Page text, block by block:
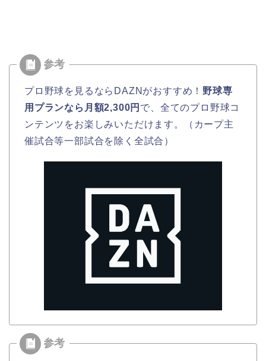
プロ野球を見るならDAZNがおすすめ！ 野球専
用プランなら月額2,300円 で、全てのプロ野球コ
ンテンツをお楽しみいただけます。（カープ主
催試合等一部試合を除く全試合）